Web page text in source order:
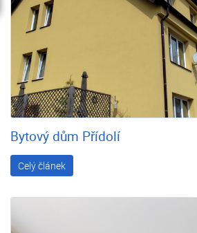
Bytový dům Přídolí
Celý článek